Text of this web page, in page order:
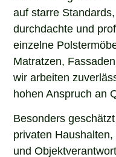
auf starre
durchdachte und
einzelne
Matratzen,
wir arbeiten
hohen Anspruch an
Besonders
privaten
und